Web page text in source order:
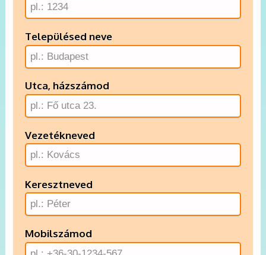
Településed neve
Utca, házszámod
Vezetékneved
Keresztneved
Mobilszámod